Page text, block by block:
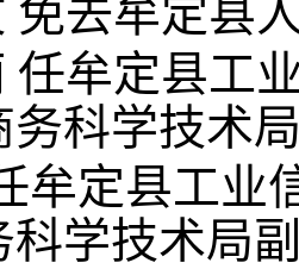
免去牟定县
任牟定县工
务科学技术
牟定县工业
科学技术局